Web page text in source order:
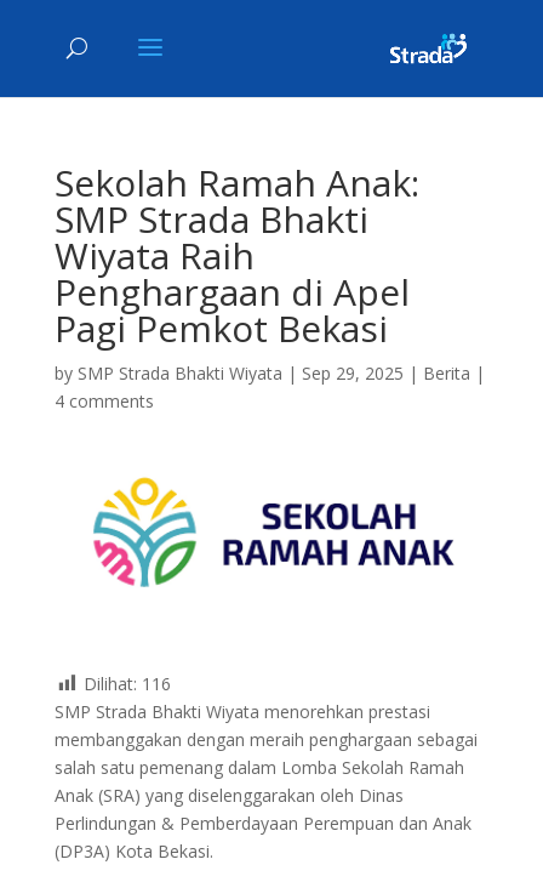
Sekolah Ramah Anak:
SMP Strada Bhakti
Wiyata Raih
Penghargaan di Apel
Pagi Pemkot Bekasi
by SMP Strada Bhakti Wiyata | Sep 29, 2025 | Berita |
4 comments
Dilihat: 116
SMP Strada Bhakti Wiyata menorehkan prestasi
membanggakan dengan meraih penghargaan sebagai
salah satu pemenang dalam Lomba Sekolah Ramah
Anak (SRA) yang diselenggarakan oleh Dinas
Perlindungan & Pemberdayaan Perempuan dan Anak
(DP3A) Kota Bekasi.